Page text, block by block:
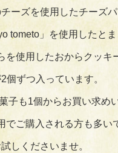
ーズを使用したチーズ
tometo」を使用したと
を使用したおからクッキ
個ずつ入っています。
子も1個からお買い求め
ご購入される方も多い
しくださいませ。